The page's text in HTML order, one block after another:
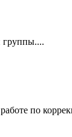
группы....
по